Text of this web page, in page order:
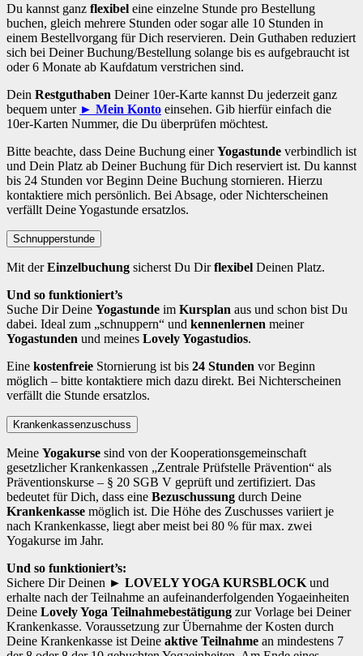
Du kannst ganz flexibel eine einzelne Stunde pro Bestellung
buchen, gleich mehrere Stunden oder sogar alle 10 Stunden in
einem Bestellvorgang für Dich reservieren. Dein Guthaben reduziert
sich bei Deiner Buchung/Bestellung solange bis es aufgebraucht ist
oder 6 Monate ab Kaufdatum verstrichen sind.
Dein Restguthaben Deiner 10er-Karte kannst Du jederzeit ganz
bequem unter ► Mein Konto einsehen. Gib hierfür einfach die
10er-Karten Nummer, die Du überprüfen möchtest.
Bitte beachte, dass Deine Buchung einerYogastunde verbindlich ist
und Dein Platz ab Deiner Buchung für Dich reserviert ist. Du kannst
bis 24 Stunden vor Beginn Deine Buchung stornieren. Hierzu
kontaktiere mich persönlich. Bei Absage, oder Nichterscheinen
verfällt Deine Yogastunde ersatzlos.
Schnupperstunde
Mit derEinzelbuchung sicherst Du Dirflexibel Deinen Platz.
Und so funktioniert’s
Suche Dir Deine Yogastunde im Kursplan aus und schon bist Du
dabei. Ideal zum „schnuppern“ und kennenlernen meiner
Yogastunden und meines Lovely Yogastudios.
Eine kostenfreie Stornierung ist bis 24 Stunden vor Beginn
möglich – bitte kontaktiere mich dazu direkt. Bei Nichterscheinen
verfällt die Stunde ersatzlos.
Krankenkassenzuschuss
Meine Yogakurse sind von der Kooperationsgemeinschaft
gesetzlicher Krankenkassen „Zentrale Prüfstelle Prävention“ als
Präventionskurse – § 20 SGB V geprüft und zertifiziert. Das
bedeutet für Dich, dass eine Bezuschussung durch Deine
Krankenkasse möglich ist. Die Höhe des Zuschusses variiert je
nach Krankenkasse, liegt aber meist bei 80 % für max. zwei
Yogakurse im Jahr.
Und so funktioniert’s:
Sichere Dir Deinen ► LOVELY YOGA KURSBLOCK und
erhalte nach der Teilnahme an aufeinanderfolgenden Yogaeinheiten
Deine Lovely Yoga Teilnahmebestätigung zur Vorlage bei Deiner
Krankenkasse. Voraussetzung zur Übernahme der Kosten durch
Deine Krankenkasse ist Deine aktive Teilnahme an mindestens 7